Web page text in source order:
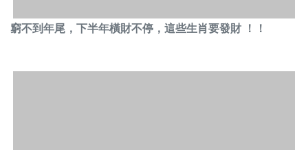
窮不到年尾，下半年橫財不停，這些生肖要發財 ！！